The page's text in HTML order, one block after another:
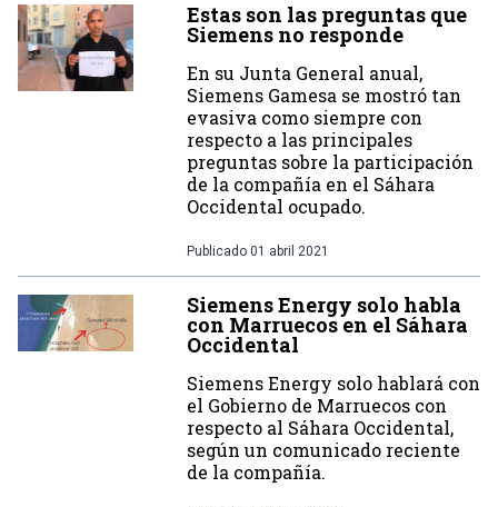
Estas son las preguntas que
Siemens no responde
En su Junta General anual,
Siemens Gamesa se mostró tan
evasiva como siempre con
respecto a las principales
preguntas sobre la participación
de la compañía en el Sáhara
Occidental ocupado.
Publicado 01 abril 2021
Siemens Energy solo habla
con Marruecos en el Sáhara
Occidental
Siemens Energy solo hablará con
el Gobierno de Marruecos con
respecto al Sáhara Occidental,
según un comunicado reciente
de la compañía.